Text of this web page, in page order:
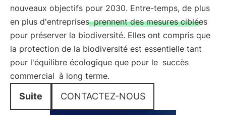
nouveaux objectifs pour 2030. Entre-temps, de plus
en plus d'entreprises prennent des mesures ciblées
pour préserver la biodiversité. Elles ont compris que
la protection de la biodiversité est essentielle tant
pour l'équilibre écologique que pour le succès
commercial à long terme.
Suite CONTACTEZ-NOUS